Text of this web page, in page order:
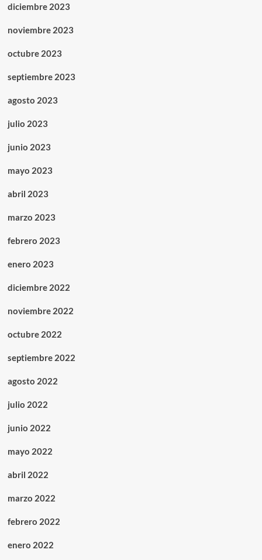
diciembre 2023
noviembre 2023
octubre 2023
septiembre 2023
agosto 2023
julio 2023
junio 2023
mayo 2023
abril 2023
marzo 2023
febrero 2023
enero 2023
diciembre 2022
noviembre 2022
octubre 2022
septiembre 2022
agosto 2022
julio 2022
junio 2022
mayo 2022
abril 2022
marzo 2022
febrero 2022
enero 2022